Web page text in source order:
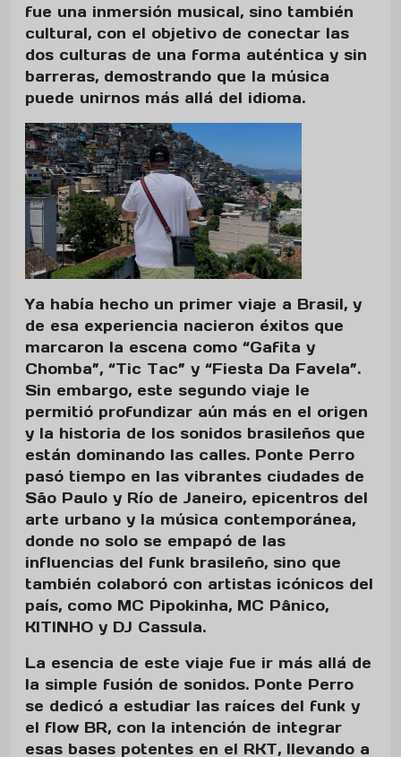
fue una inmersión musical, sino también
cultural, con el objetivo de conectar las
dos culturas de una forma auténtica y sin
barreras, demostrando que la música
puede unirnos más allá del idioma.
Ya había hecho un primer viaje a Brasil, y
de esa experiencia nacieron éxitos que
marcaron la escena como “Gafita y
Chomba”, “Tic Tac” y “Fiesta Da Favela”.
Sin embargo, este segundo viaje le
permitió profundizar aún más en el origen
y la historia de los sonidos brasileños que
están dominando las calles. Ponte Perro
pasó tiempo en las vibrantes ciudades de
São Paulo y Río de Janeiro, epicentros del
arte urbano y la música contemporánea,
donde no solo se empapó de las
influencias del funk brasileño, sino que
también colaboró con artistas icónicos del
país, como MC Pipokinha, MC Pânico,
KITINHO y DJ Cassula.
La esencia de este viaje fue ir más allá de
la simple fusión de sonidos. Ponte Perro
se dedicó a estudiar las raíces del funk y
el flow BR, con la intención de integrar
esas bases potentes en el RKT, llevando a